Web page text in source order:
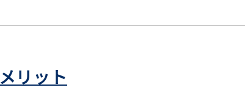
メリット